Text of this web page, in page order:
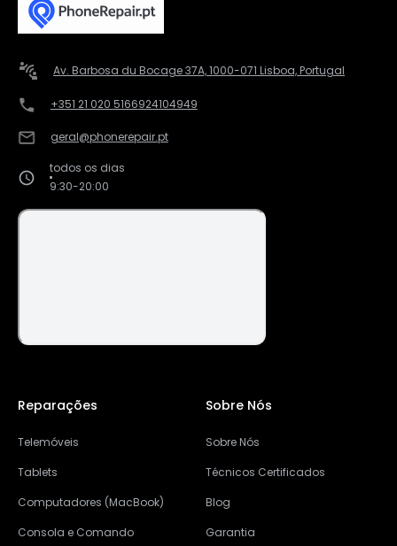
Av. Barbosa du Bocage 37A, 1000-071 Lisboa, Portugal
+351 21 020 5166924104949
geral@phonerepair.pt
todos os dias
9:30-20:00
Reparações
Telemóveis
Tablets
Computadores (MacBook)
Consola e Comando
Sobre Nós
Sobre Nós
Técnicos Certificados
Blog
Garantia